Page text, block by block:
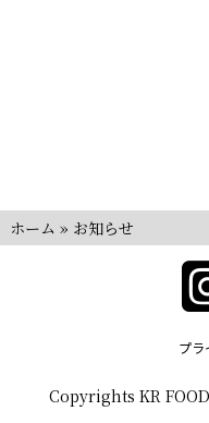
ホーム » お知らせ
プラ
Copyrights KR